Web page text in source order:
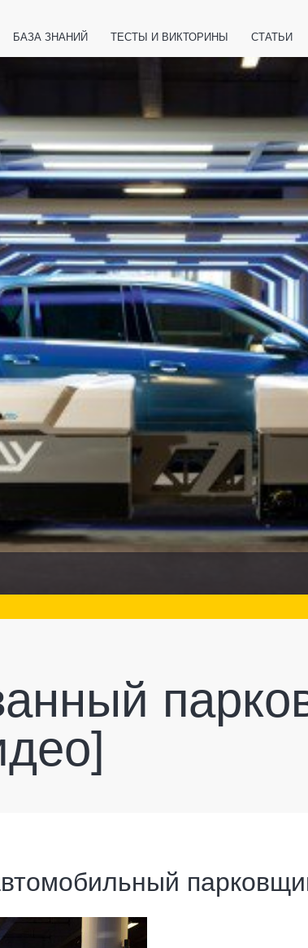
БАЗА ЗНАНИЙ ТЕСТЫ И ВИКТОРИНЫ СТАТЬИ